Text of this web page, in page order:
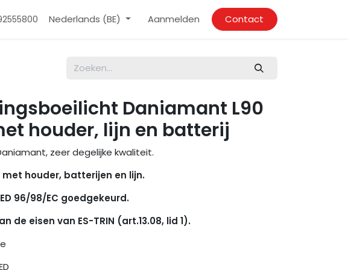
Nederlands (BE) Aanmelden Contact
Daniamant L90
houder, lijn en batterij
zeer degelijke kwaliteit.
houder, batterijen en lijn.
96/98/EC goedgekeurd.
de eisen van ES-TRIN (art.13.08, lid 1).